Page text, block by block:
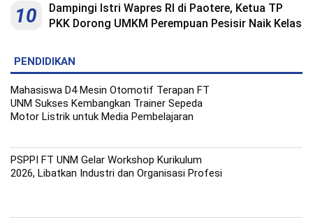
10
Dampingi Istri Wapres RI di Paotere, Ketua TP
PKK Dorong UMKM Perempuan Pesisir Naik Kelas
PENDIDIKAN
Mahasiswa D4 Mesin Otomotif Terapan FT
UNM Sukses Kembangkan Trainer Sepeda
Motor Listrik untuk Media Pembelajaran
PSPPI FT UNM Gelar Workshop Kurikulum
2026, Libatkan Industri dan Organisasi Profesi